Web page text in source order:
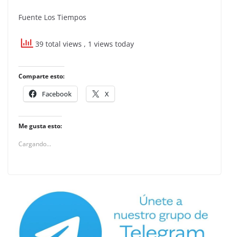
Fuente Los Tiempos
39 total views , 1 views today
Comparte esto:
Facebook X
Me gusta esto:
Cargando...